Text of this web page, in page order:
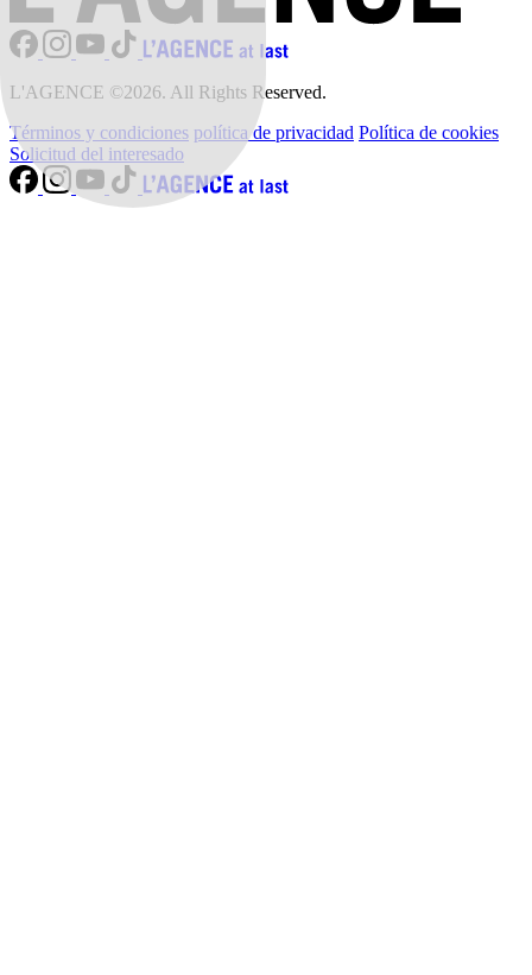
L'AGENCE ©2026. All Rights Reserved.
Términos y condiciones política de privacidad Política de cookies
Solicitud del interesado